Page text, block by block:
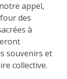
appel,
des
à
souvenirs et
collective.